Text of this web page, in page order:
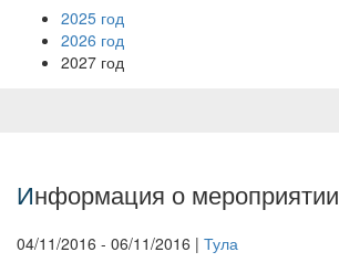
2025 год
2026 год
2027 год
Информация о мероприятии
04/11/2016 - 06/11/2016 | Тула